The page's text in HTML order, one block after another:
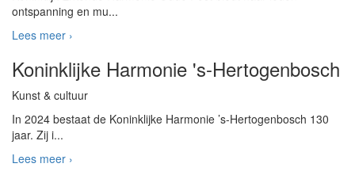
ontspanning en mu...
Lees meer ›
Koninklijke Harmonie 's-Hertogenbosch
Kunst & cultuur
In 2024 bestaat de Koninklijke Harmonie ’s-Hertogenbosch 130
jaar. Zij i...
Lees meer ›